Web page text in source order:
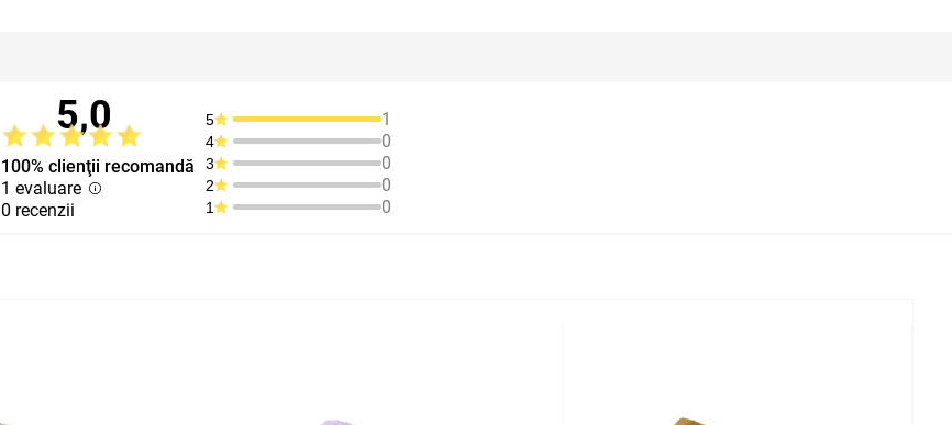
5,0
100% clienţii recomandă
1 evaluare
0 recenzii
5 1
4 0
3 0
2 0
1 0